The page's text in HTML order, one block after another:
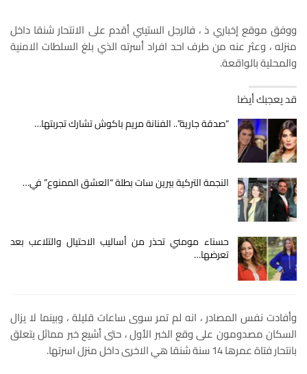
ووفق موقع إخباري ذ ، فالرجل الستيني أقدم على الانتحار شنقا داخل
منزله ، وعثر عنه من طرف احد افراد أسرته الذي بلغ السلطات الامنية
والمحلية بالواقعة.
قد يعجبك أيضا
“صدقة جارية”.. الفنانة مريم باكوش تشارك تجربتها…
النجمة التركية بيرين سات بطلة “العشق الممنوع” في…
حسناء مومني تحذر من أساليب الاحتيال والتلاعب بعد
تعرضها…
وأفادت نفس المصادر ، انه لم تمر سوى ساعات قليلة ، وبينما لا يزال
السكان مصدومون على وقع الخبر الأول ، حتى أشيع خبر مماثل يتعلق
بانتحار فتاة عمرها 14 سنة شنقا هي الاخرى داخل منزل اسرتها.